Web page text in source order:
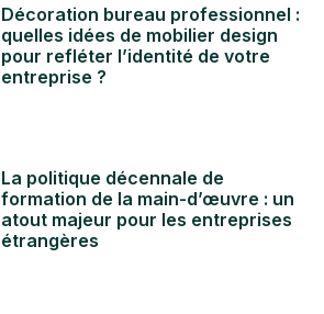
Décoration bureau professionnel :
quelles idées de mobilier design
pour refléter l’identité de votre
entreprise ?
La politique décennale de
formation de la main-d’œuvre : un
atout majeur pour les entreprises
étrangères